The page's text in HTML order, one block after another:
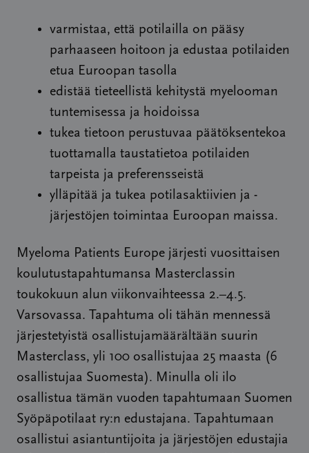
varmistaa, että potilailla on pääsy
parhaaseen hoitoon ja edustaa potilaiden
etua Euroopan tasolla
edistää tieteellistä kehitystä myelooman
tuntemisessa ja hoidoissa
tukea tietoon perustuvaa päätöksentekoa
tuottamalla taustatietoa potilaiden
tarpeista ja preferensseistä
ylläpitää ja tukea potilasaktiivien ja -
järjestöjen toimintaa Euroopan maissa.
Myeloma Patients Europe järjesti vuosittaisen
koulutustapahtumansa Masterclassin
toukokuun alun viikonvaihteessa 2.–4.5.
Varsovassa. Tapahtuma oli tähän mennessä
järjestetyistä osallistujamäärältään suurin
Masterclass, yli 100 osallistujaa 25 maasta (6
osallistujaa Suomesta). Minulla oli ilo
osallistua tämän vuoden tapahtumaan Suomen
Syöpäpotilaat ry:n edustajana. Tapahtumaan
osallistui asiantuntijoita ja järjestöjen edustajia